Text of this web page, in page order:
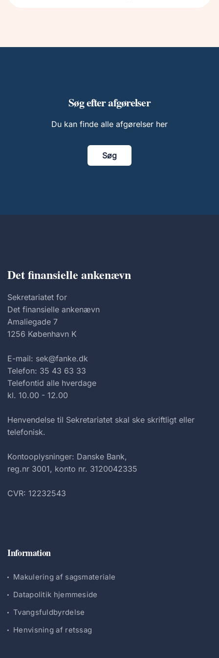
Søg efter afgørelser
Du kan finde alle afgørelser her
Søg
Det finansielle ankenævn
Sekretariatet for
Det finansielle ankenævn
Amaliegade 7
1256 København K
E-mail: sek@fanke.dk
Telefon: 35 43 63 33
Telefontid alle hverdage
kl. 10.00 - 12.00
Henvendelse til Sekretariatet skal ske skriftligt eller
telefonisk.
Kontooplysninger: Danske Bank,
reg.nr 3001, konto nr. 3120042335
CVR: 12232543
Information
Makulering af sagsmateriale
Datapolitik hjemmeside
Tvangsfuldbyrdelse
Henvisning af retssag